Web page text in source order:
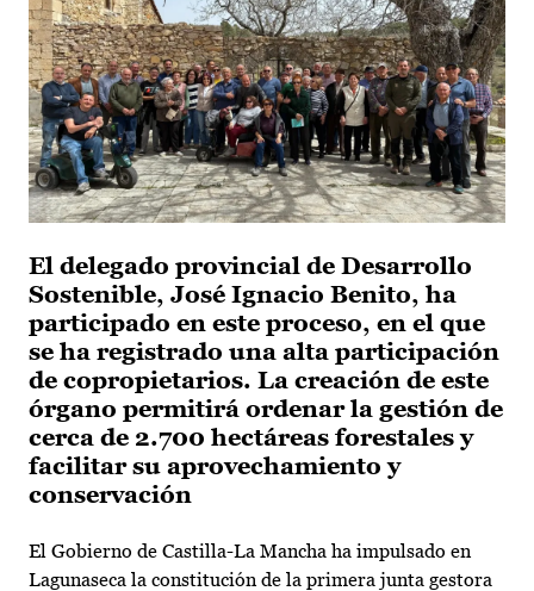
El delegado provincial de Desarrollo
Sostenible, José Ignacio Benito, ha
participado en este proceso, en el que
se ha registrado una alta participación
de copropietarios. La creación de este
órgano permitirá ordenar la gestión de
cerca de 2.700 hectáreas forestales y
facilitar su aprovechamiento y
conservación
El Gobierno de Castilla-La Mancha ha impulsado en
Lagunaseca la constitución de la primera junta gestora